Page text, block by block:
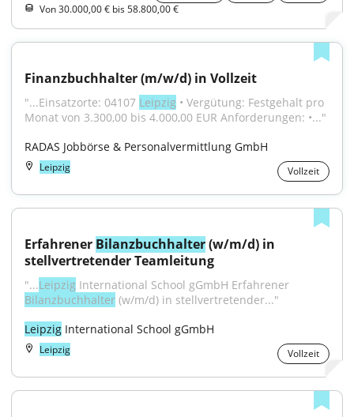
Von 30.000,00 € bis 58.800,00 €
Finanzbuchhalter (m/w/d) in Vollzeit
"...Einsatzorte: 04107 Leipzig • Vergütung: Festgehalt pro
Monat von 3.300,00 bis 4.000,00 EUR Anforderungen: •..."
RADAS Jobbörse & Personalvermittlung GmbH
Leipzig Vollzeit
Erfahrener Bilanzbuchhalter (w/m/d) in
stellvertretender Teamleitung
"...Leipzig
Bilanzbuchhalter (w/m/d) in stellvertretender..."
Leipzig International School gGmbH
Leipzig Vollzeit